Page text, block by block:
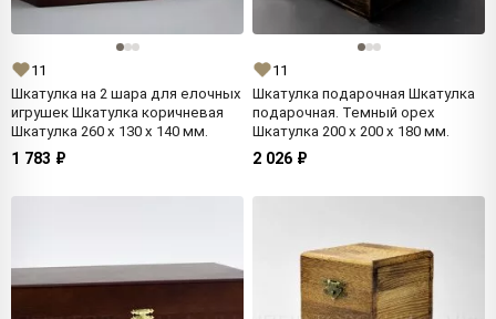
11
Шкатулка на 2 шара для елочных
игрушек Шкатулка коричневая
Шкатулка 260 x 130 x 140 мм.
1 783 ₽
11
Шкатулка подарочная Шкатулка
подарочная. Темный орех
Шкатулка 200 x 200 x 180 мм.
2 026 ₽